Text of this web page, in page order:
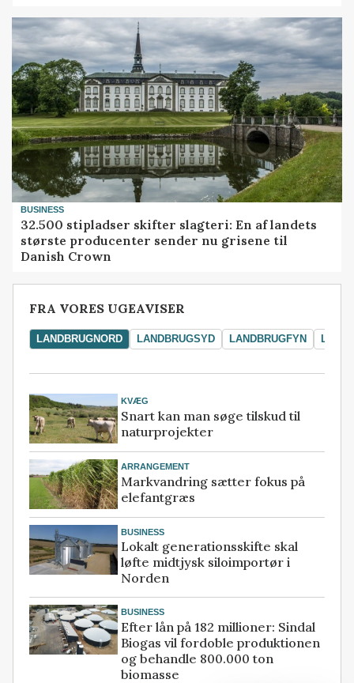
BUSINESS
32.500 stipladser skifter slagteri: En af landets
største producenter sender nu grisene til
Danish Crown
FRA VORES UGEAVISER
LANDBRUGNORD LANDBRUGSYD LANDBRUGFYN
KVÆG
Snart kan man søge tilskud til
naturprojekter
ARRANGEMENT
Markvandring sætter fokus på
elefantgræs
BUSINESS
Lokalt generationsskifte skal
løfte midtjysk siloimportør i
Norden
BUSINESS
Efter lån på 182 millioner: Sindal
Biogas vil fordoble produktionen
og behandle 800.000 ton
biomasse